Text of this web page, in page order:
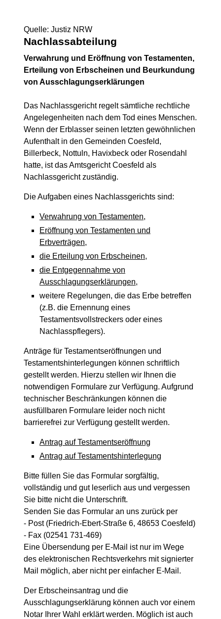
Quelle: Justiz NRW
Nachlassabteilung
Verwahrung und Eröffnung von Testamenten,
Erteilung von Erbscheinen und Beurkundung
von Ausschlagungserklärungen
Das Nachlassgericht regelt sämtliche rechtliche
Angelegenheiten nach dem Tod eines Menschen.
Wenn der Erblasser seinen letzten gewöhnlichen
Aufenthalt in den Gemeinden Coesfeld,
Billerbeck, Nottuln, Havixbeck oder Rosendahl
hatte, ist das Amtsgericht Coesfeld als
Nachlassgericht zuständig.
Die Aufgaben eines Nachlassgerichts sind:
Verwahrung von Testamenten,
Eröffnung von Testamenten und
Erbverträgen,
die Erteilung von Erbscheinen,
die Entgegennahme von
Ausschlagungserklärungen,
weitere Regelungen, die das Erbe betreffen
(z.B. die Ernennung eines
Testamentsvollstreckers oder eines
Nachlasspflegers).
Anträge für Testamentseröffnungen und
Testamentshinterlegungen können schriftlich
gestellt werden. Hierzu stellen wir Ihnen die
notwendigen Formulare zur Verfügung. Aufgrund
technischer Beschränkungen können die
ausfüllbaren Formulare leider noch nicht
barrierefrei zur Verfügung gestellt werden.
Antrag auf Testamentseröffnung
Antrag auf Testamentshinterlegung
Bitte füllen Sie das Formular sorgfältig,
vollständig und gut leserlich aus und vergessen
Sie bitte nicht die Unterschrift.
Senden Sie das Formular an uns zurück per
- Post (Friedrich-Ebert-Straße 6, 48653 Coesfeld)
- Fax (02541 731-469)
Eine Übersendung per E-Mail ist nur im Wege
des elektronischen Rechtsverkehrs mit signierter
Mail möglich, aber nicht per einfacher E-Mail.
Der Erbscheinsantrag und die
Ausschlagungserklärung können auch vor einem
Notar Ihrer Wahl erklärt werden. Möglich ist auch